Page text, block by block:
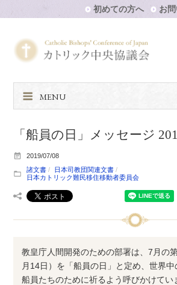
初めての方へ お
MENU
「船員の日」メッセージ
2019/07/08
諸文書
日本司教団関連文書
日本カトリック難民移住移動者委員会
教皇庁人間開発のための部署は、7月の
月14日）を「船員の日」と定め、世界
船員たちのために祈るよう呼びかけてい